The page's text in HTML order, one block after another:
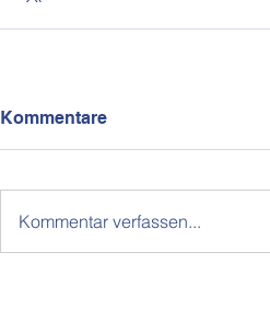
Kommentare
Kommentar verfassen...